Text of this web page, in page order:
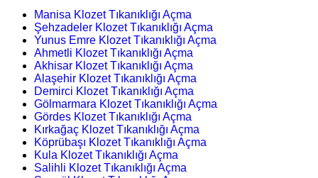
Manisa Klozet Tıkanıklığı Açma
Şehzadeler Klozet Tıkanıklığı Açma
Yunus Emre Klozet Tıkanıklığı Açma
Ahmetli Klozet Tıkanıklığı Açma
Akhisar Klozet Tıkanıklığı Açma
Alaşehir Klozet Tıkanıklığı Açma
Demirci Klozet Tıkanıklığı Açma
Gölmarmara Klozet Tıkanıklığı Açma
Gördes Klozet Tıkanıklığı Açma
Kırkağaç Klozet Tıkanıklığı Açma
Köprübaşı Klozet Tıkanıklığı Açma
Kula Klozet Tıkanıklığı Açma
Salihli Klozet Tıkanıklığı Açma